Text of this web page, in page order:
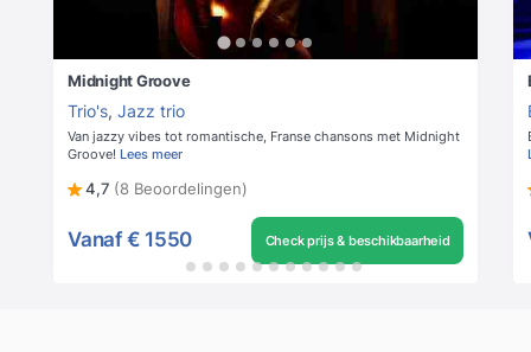
Midnight Groove
Trio's, Jazz trio
Van jazzy vibes tot romantische, Franse chansons met Midnight
Groove! Lees meer
4,7 (8 Beoordelingen)
Vanaf € 1550 Check prijs & beschikbaarheid